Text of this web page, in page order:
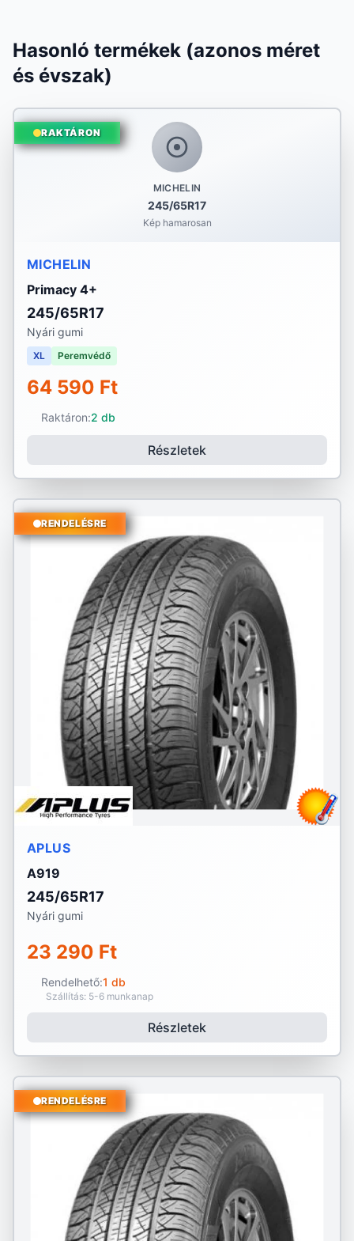
Hasonló termékek (azonos méret
és évszak)
MICHELIN
245/65R17
Kép hamarosan
RAKTÁRON
MICHELIN
Primacy 4+
245/65R17
Nyári gumi
XL Peremvédő
64 590 Ft
Raktáron:2 db
Részletek
RENDELÉSRE
APLUS
A919
245/65R17
Nyári gumi
23 290 Ft
Rendelhető:1 db
Szállítás: 5-6 munkanap
Részletek
RENDELÉSRE